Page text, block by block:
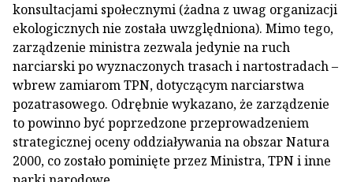
konsultacjami społecznymi (żadna z uwag organizacji
ekologicznych nie została uwzględniona). Mimo tego,
zarządzenie ministra zezwala jedynie na ruch
narciarski po wyznaczonych trasach i nartostradach –
wbrew zamiarom TPN, dotyczącym narciarstwa
pozatrasowego. Odrębnie wykazano, że zarządzenie
to powinno być poprzedzone przeprowadzeniem
strategicznej oceny oddziaływania na obszar Natura
2000, co zostało pominięte przez Ministra, TPN i inne